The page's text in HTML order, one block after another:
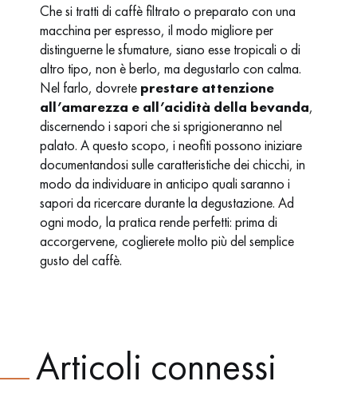
Che si tratti di caffè filtrato o preparato con una
macchina per espresso, il modo migliore per
distinguerne le sfumature, siano esse tropicali o di
altro tipo, non è berlo, ma degustarlo con calma.
Nel farlo, dovrete prestare attenzione
all’amarezza e all’acidità della bevanda,
discernendo i sapori che si sprigioneranno nel
palato. A questo scopo, i neofiti possono iniziare
documentandosi sulle caratteristiche dei chicchi, in
modo da individuare in anticipo quali saranno i
sapori da ricercare durante la degustazione. Ad
ogni modo, la pratica rende perfetti: prima di
accorgervene, coglierete molto più del semplice
gusto del caffè.
Articoli connessi